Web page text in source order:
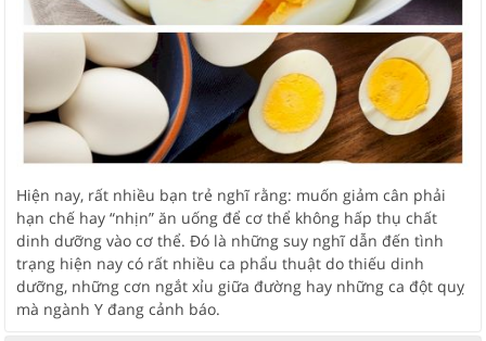
Hiện nay, rất nhiều bạn trẻ nghĩ rằng: muốn giảm cân phải
hạn chế hay “nhịn” ăn uống để cơ thể không hấp thụ chất
dinh dưỡng vào cơ thể. Đó là những suy nghĩ dẫn đến tình
trạng hiện nay có rất nhiều ca phẩu thuật do thiếu dinh
dưỡng, những cơn ngắt xỉu giữa đường hay những ca đột quỵ
mà ngành Y đang cảnh báo.